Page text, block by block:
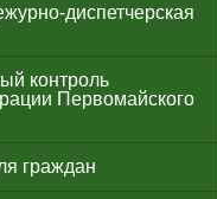
диспетчерская
контроль
Первомайского
граждан